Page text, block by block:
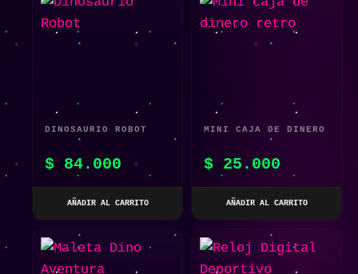
DINOSAURIO ROBOT
$ 84.000
AÑADIR AL CARRITO
MINI CAJA DE DINERO
$ 25.000
AÑADIR AL CARRITO